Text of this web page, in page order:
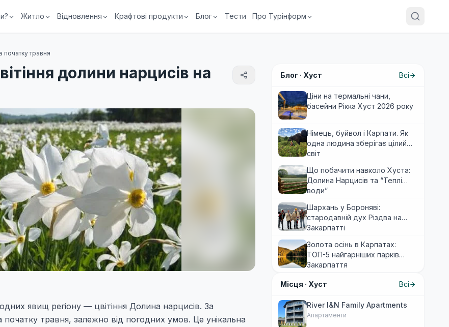
Житло Відновлення Крафтові продукти Блог Тести Про Турінформ
початку травня
долини нарцисів на
явищ регіону — цвітіння Долина нарцисів. За
початку травня, залежно від погодних умов. Це унікальна
Блог · Хуст Всі
Ціни на термальні чани,
басейни Рікка Хуст 2026 року
Німець, буйвол і Карпати. Як
одна людина зберігає цілий
світ
Що побачити навколо Хуста:
Долина Нарцисів та “Теплі
води”
Шархань у Бороняві:
стародавній дух Різдва на
Закарпатті
Золота осінь в Карпатах:
ТОП-5 найгарніших парків
Закарпаття
Місця · Хуст Всі
River I&N Family Apartments
Апартаменти